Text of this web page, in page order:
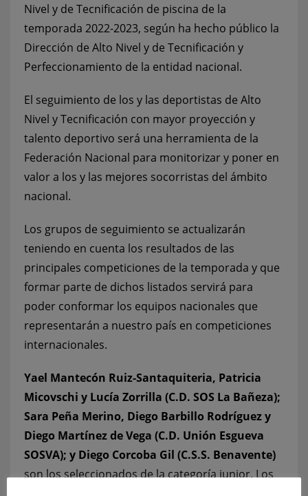
Nivel y de Tecnificación de piscina de la
temporada 2022-2023, según ha hecho público la
Dirección de Alto Nivel y de Tecnificación y
Perfeccionamiento de la entidad nacional.
El seguimiento de los y las deportistas de Alto
Nivel y Tecnificación con mayor proyección y
talento deportivo será una herramienta de la
Federación Nacional para monitorizar y poner en
valor a los y las mejores socorristas del ámbito
nacional.
Los grupos de seguimiento se actualizarán
teniendo en cuenta los resultados de las
principales competiciones de la temporada y que
formar parte de dichos listados servirá para
poder conformar los equipos nacionales que
representarán a nuestro país en competiciones
internacionales.
Yael Mantecón Ruiz-Santaquiteria, Patricia
Micovschi y Lucía Zorrilla (C.D. SOS La Bañeza);
Sara Peña Merino, Diego Barbillo Rodríguez y
Diego Martínez de Vega (C.D. Unión Esgueva
SOSVA); y Diego Corcoba Gil (C.S.S. Benavente)
son los seleccionados de la categoría junior. Los